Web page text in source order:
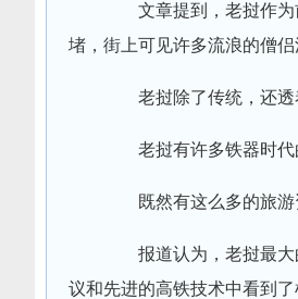
文章提到，老挝作为
堵，街上可见许多流浪的僧
老挝除了传统，还透
老挝有许多铁器时代
既然有这么多的旅游
报道认为，老挝最大的
议和先进的高铁技术中看到了